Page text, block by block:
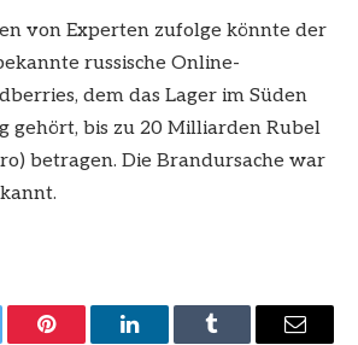
von Experten zufolge könnte der
russische Online-
dem das Lager im Süden
gehört, bis zu 20 Milliarden Rubel
betragen. Die Brandursache war